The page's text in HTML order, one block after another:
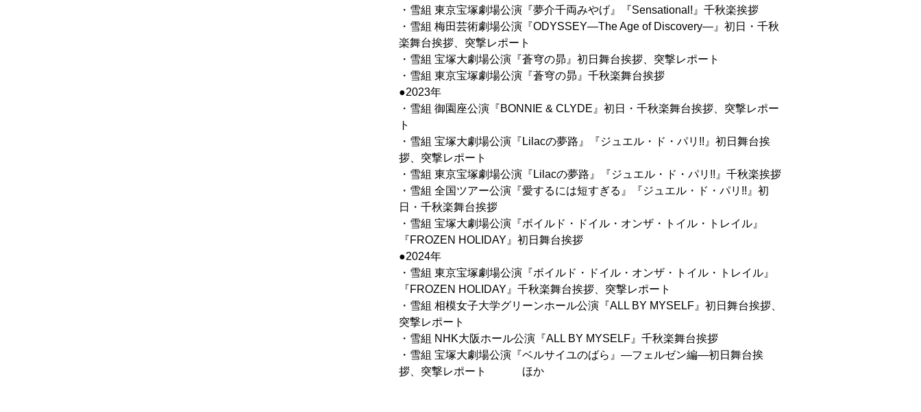
・雪組 東京宝塚劇場公演『夢介千両みやげ』『Sensational!』千秋楽挨拶
・雪組 梅田芸術劇場公演『ODYSSEY―The Age of Discovery―』初日・千秋
楽舞台挨拶、突撃レポート
・雪組 宝塚大劇場公演『蒼穹の昴』初日舞台挨拶、突撃レポート
・雪組 東京宝塚劇場公演『蒼穹の昴』千秋楽舞台挨拶
●2023年
・雪組 御園座公演『BONNIE & CLYDE』初日・千秋楽舞台挨拶、突撃レポー
ト
・雪組 宝塚大劇場公演『Lilacの夢路』『ジュエル・ド・パリ!!』初日舞台挨
拶、突撃レポート
・雪組 東京宝塚劇場公演『Lilacの夢路』『ジュエル・ド・パリ!!』千秋楽挨拶
・雪組 全国ツアー公演『愛するには短すぎる』『ジュエル・ド・パリ!!』初
日・千秋楽舞台挨拶
・雪組 宝塚大劇場公演『ボイルド・ドイル・オンザ・トイル・トレイル』
『FROZEN HOLIDAY』初日舞台挨拶
●2024年
・雪組 東京宝塚劇場公演『ボイルド・ドイル・オンザ・トイル・トレイル』
『FROZEN HOLIDAY』千秋楽舞台挨拶、突撃レポート
・雪組 相模女子大学グリーンホール公演『ALL BY MYSELF』初日舞台挨拶、
突撃レポート
・雪組 NHK大阪ホール公演『ALL BY MYSELF』千秋楽舞台挨拶
・雪組 宝塚大劇場公演『ベルサイユのばら』―フェルゼン編―初日舞台挨
拶、突撃レポート ほか